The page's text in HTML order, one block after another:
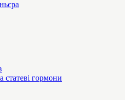
статеві гормони